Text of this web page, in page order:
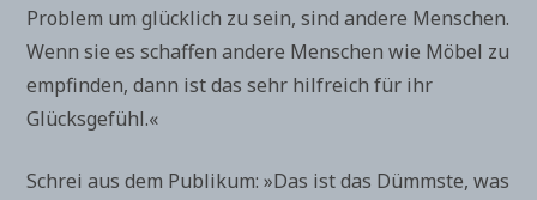
Problem um glücklich zu sein, sind andere Menschen.
Wenn sie es schaffen andere Menschen wie Möbel zu
empfinden, dann ist das sehr hilfreich für ihr
Glücksgefühl.«
Schrei aus dem Publikum: »Das ist das Dümmste, was